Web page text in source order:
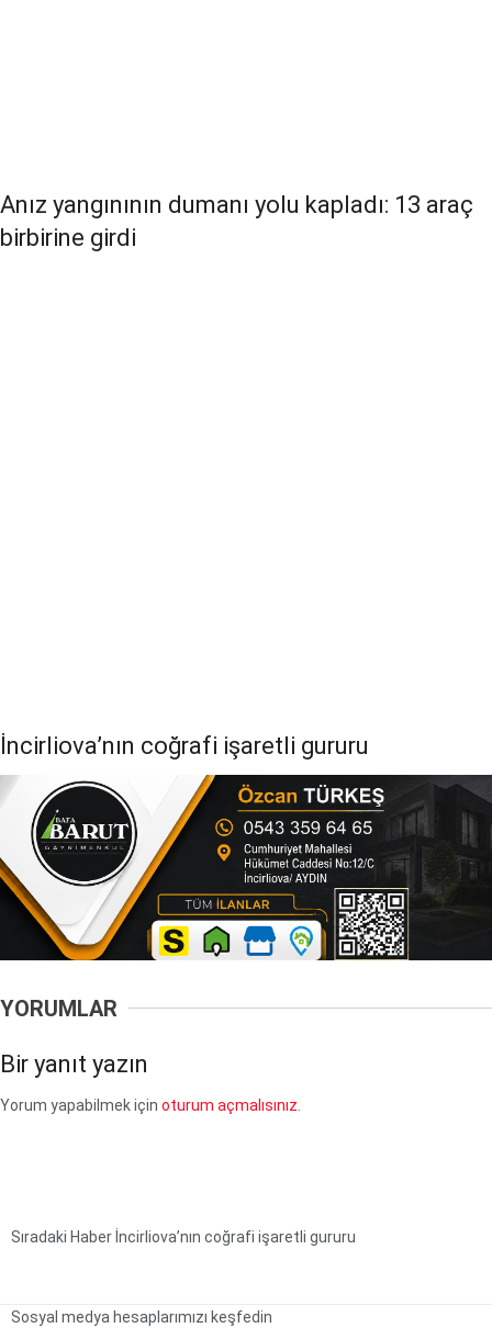
Anız yangınının dumanı yolu kapladı: 13 araç
birbirine girdi
İncirliova’nın coğrafi işaretli gururu
YORUMLAR
Bir yanıt yazın
Yorum yapabilmek için oturum açmalısınız
Sıradaki Haber İncirliova’nın coğrafi işaretli gururu
Sosyal medya hesaplarımızı keşfedin